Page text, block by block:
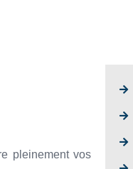
pleinement vos